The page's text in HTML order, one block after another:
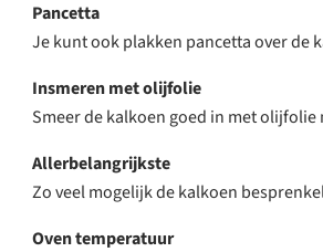
Pancetta
Je kunt ook plakken pancetta over de
Insmeren met olijfolie
Smeer de kalkoen goed in met olijfolie
Allerbelangrijkste
Zo veel mogelijk de kalkoen
Oven temperatuur